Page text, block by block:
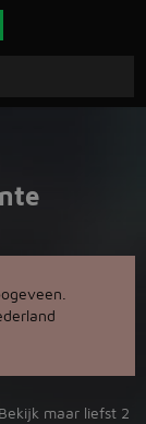
maar liefst 2